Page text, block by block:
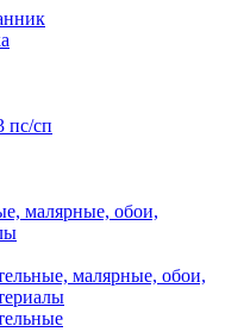
пс/сп
малярные, обои,
малярные, обои,